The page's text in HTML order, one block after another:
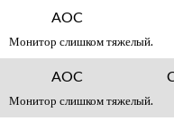
AOC
Монитор слишком тяжелый.
AOC
Монитор слишком тяжелый.